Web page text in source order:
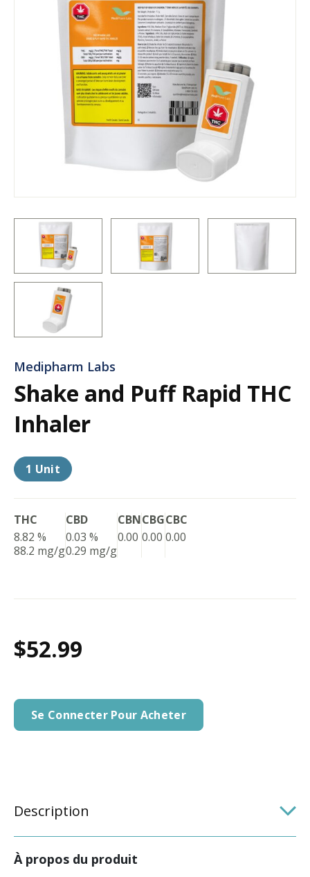
Medipharm Labs
Shake and Puff Rapid THC
Inhaler
1 Unit
THC
8.82 %
88.2 mg/g
CBD
0.03 %
0.29 mg/g
CBN
0.00
CBG
0.00
CBC
0.00
$52.99
Se Connecter Pour Acheter
Description
À propos du produit